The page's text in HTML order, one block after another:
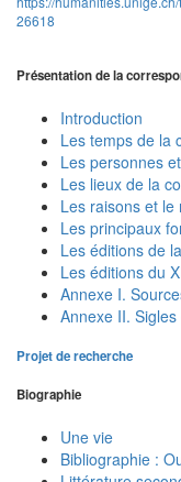
26618
Présentation de la
Introduction
Les temps de la
Les personnes
Les lieux de la
Les raisons et le
Les principaux
Les éditions de
Les éditions du
Annexe I.
Annexe II.
Projet de recherche
Biographie
Une vie
Bibliographie :